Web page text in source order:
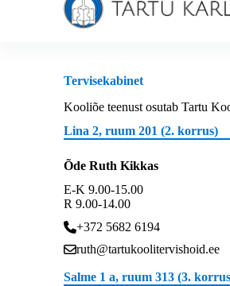
Tervisekabinet
Kooliõe teenust osutab Tartu
Lina 2, ruum 201 (2. korrus)
Õde Ruth Kikkas
E-K 9.00-15.00
R 9.00-14.00
+372 5682 6194
ruth@tartukoolitervishoid.ee
Salme 1 a, ruum 313 (3.